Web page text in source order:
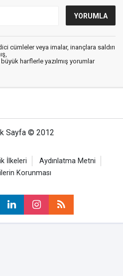
cümleler veya imalar, inançlara saldırı
harflerle yazılmış yorumlar
Sayfa © 2012
İlkeleri
Aydınlatma Metni
Korunması